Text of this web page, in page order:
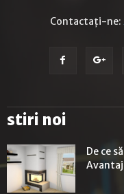
Contactați-ne:
stiri noi
De ce